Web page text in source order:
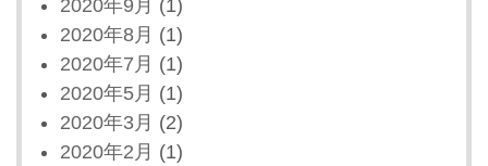
2020年9月 (1)
2020年8月 (1)
2020年7月 (1)
2020年5月 (1)
2020年3月 (2)
2020年2月 (1)